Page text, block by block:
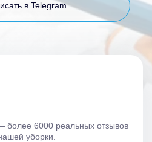
в Telegram
6000 реальных отзывов
уборки.